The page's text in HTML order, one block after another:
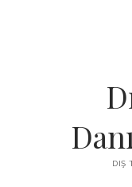
IGTV
DIŞ